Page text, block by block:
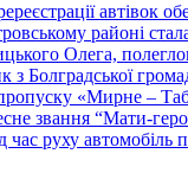
автівок
районі
Олега,
з Болградської
«Мирне –
звання “Мати-
час руху автомобіль